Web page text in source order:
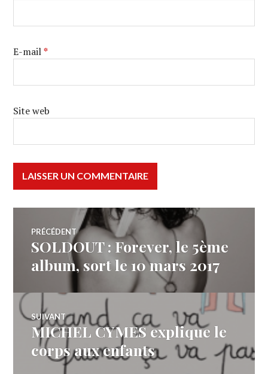
E-mail*
Site web
Navigation
de
l’article
PRÉCÉDENT
Article
précédent :
SOLDOUT : Forever, le 5ème
album, sort le 10 mars 2017
SUIVANT
Article
Suivant:
MICHEL CYMES explique le
corps aux enfants